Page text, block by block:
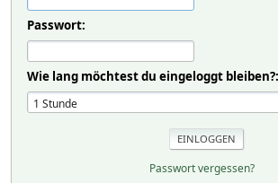
Passwort:
Wie lang möchtest du eingeloggt bleiben?:
Passwort vergessen?